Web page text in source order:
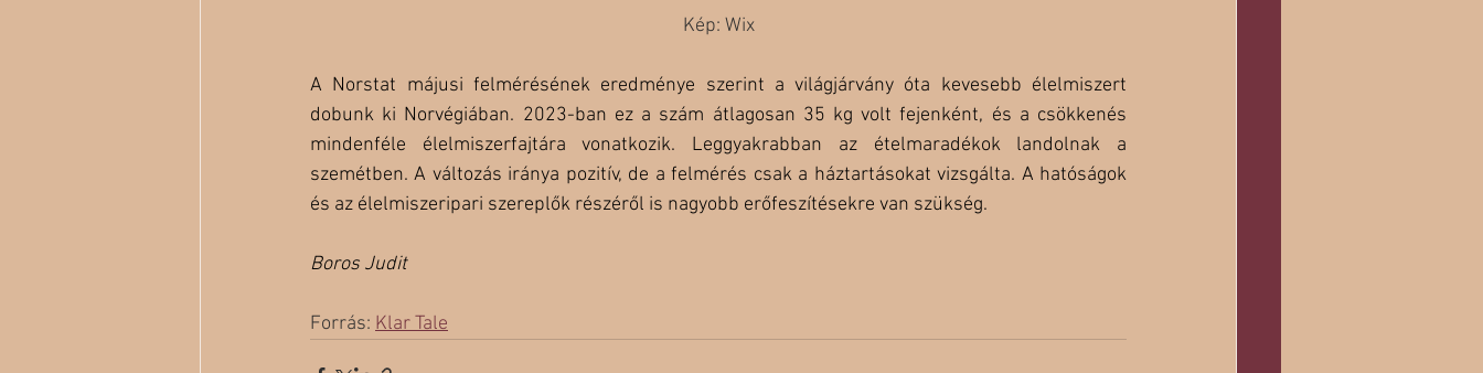
Kép: Wix
A Norstat májusi felmérésének eredménye szerint a világjárvány óta kevesebb élelmiszert
dobunk ki Norvégiában. 2023-ban ez a szám átlagosan 35 kg volt fejenként, és a csökkenés
mindenféle élelmiszerfajtára vonatkozik. Leggyakrabban az ételmaradékok landolnak a
szemétben. A változás iránya pozitív, de a felmérés csak a háztartásokat vizsgálta. A hatóságok
és az élelmiszeripari szereplők részéről is nagyobb erőfeszítésekre van szükség.
Boros Judit
Forrás: Klar Tale